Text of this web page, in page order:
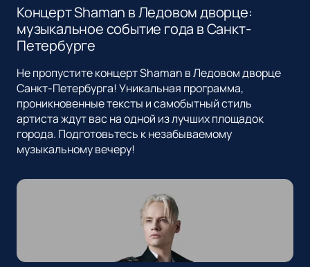
Концерт Shaman в Ледовом дворце:
музыкальное событие года в Санкт-
Петербурге
Не пропустите концерт Shaman в Ледовом дворце
Санкт-Петербурга! Уникальная программа,
проникновенные тексты и самобытный стиль
артиста ждут вас на одной из лучших площадок
города. Подготовьтесь к незабываемому
музыкальному вечеру!